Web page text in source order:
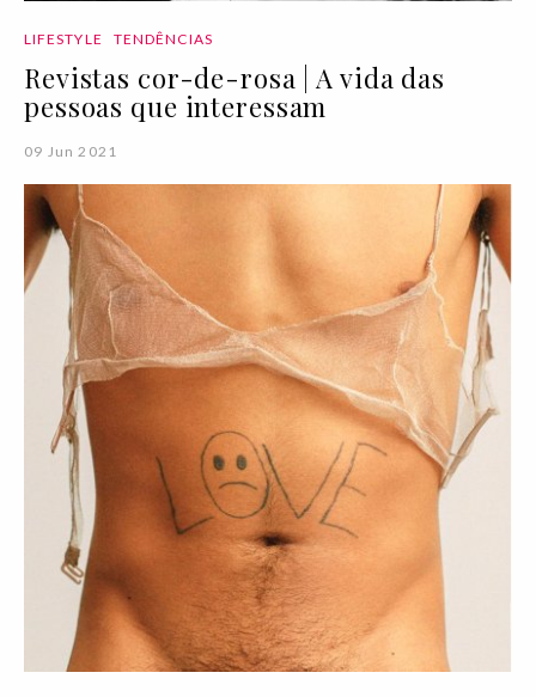
LIFESTYLE TENDÊNCIAS
Revistas cor-de-rosa | A vida das
pessoas que interessam
09 Jun 2021